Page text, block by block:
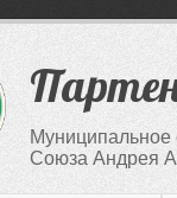
Муниципальное
Союза Андрея